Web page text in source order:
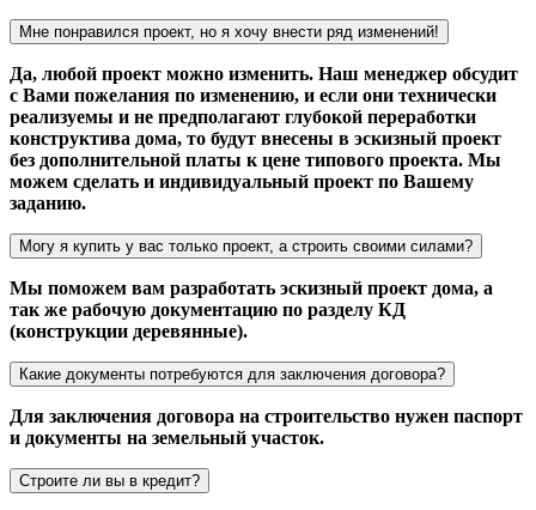
Мне понравился проект, но я хочу внести ряд изменений!
Да, любой проект можно изменить. Наш менеджер обсудит
с Вами пожелания по изменению, и если они технически
реализуемы и не предполагают глубокой переработки
конструктива дома, то будут внесены в эскизный проект
без дополнительной платы к цене типового проекта. Мы
можем сделать и индивидуальный проект по Вашему
заданию.
Могу я купить у вас только проект, а строить своими силами?
Мы поможем вам разработать эскизный проект дома, а
так же рабочую документацию по разделу КД
(конструкции деревянные).
Какие документы потребуются для заключения договора?
Для заключения договора на строительство нужен паспорт
и документы на земельный участок.
Строите ли вы в кредит?